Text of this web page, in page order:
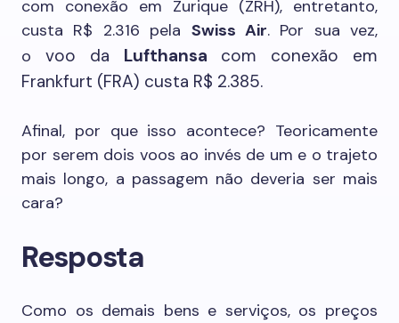
com conexão em Zurique (ZRH), entretanto,
custa R$ 2.316 pela Swiss Air. Por sua vez,
o voo da Lufthansa com conexão em
Frankfurt (FRA) custa R$ 2.385.
Afinal, por que isso acontece? Teoricamente
por serem dois voos ao invés de um e o trajeto
mais longo, a passagem não deveria ser mais
cara?
Resposta
Como os demais bens e serviços, os preços